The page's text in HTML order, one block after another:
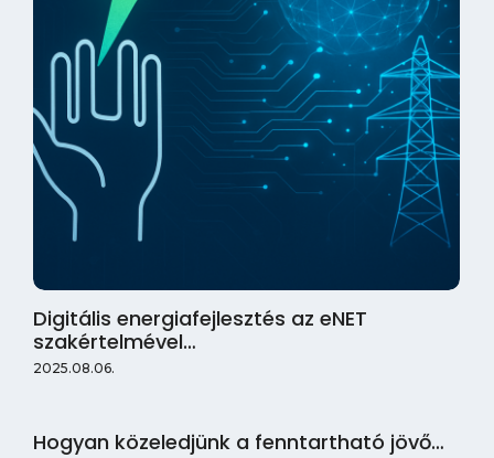
Digitális energiafejlesztés az eNET
szakértelmével…
2025.08.06.
Hogyan közeledjünk a fenntartható jövő…